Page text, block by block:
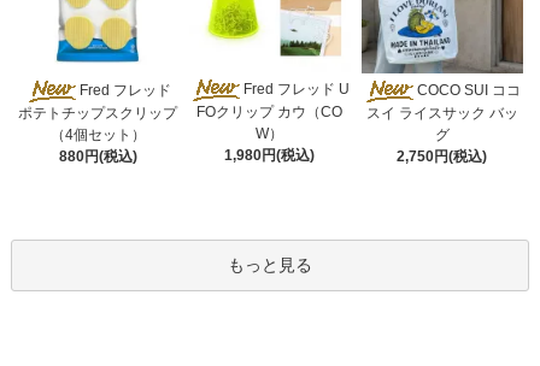
Fred フレッド
ポテトチップスクリップ
（4個セット）
880円(税込)
Fred フレッド U
FOクリップ カウ（CO
W）
1,980円(税込)
COCO SUI ココ
スイ ライスサック バッ
グ
2,750円(税込)
もっと見る